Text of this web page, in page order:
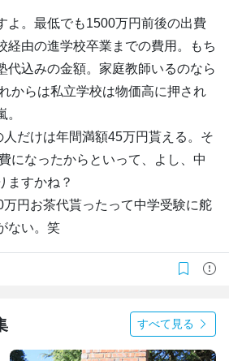
よ。最低でも1500万円前後の出費
経由の進学校卒業までの費用。もち
代込みの金額。家庭教師いるのなら
からは私立学校は物価高に押され
だけは年間満額45万円貰える。そ
になったからといって、よし、中
ますかね？
円お茶代貰ったって中学受験に舵
ない。笑
すべて見る